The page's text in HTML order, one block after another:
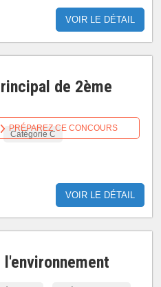
VOIR LE DÉTAIL
de 2ème
Catégorie C
VOIR LE DÉTAIL
PRÉPAREZ CE CONCOURS